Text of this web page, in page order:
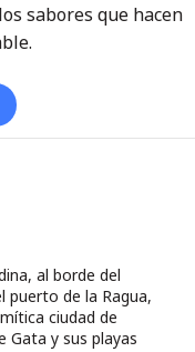
sabores que hacen
al borde del
puerto de la Ragua,
ciudad de
Gata y sus playas